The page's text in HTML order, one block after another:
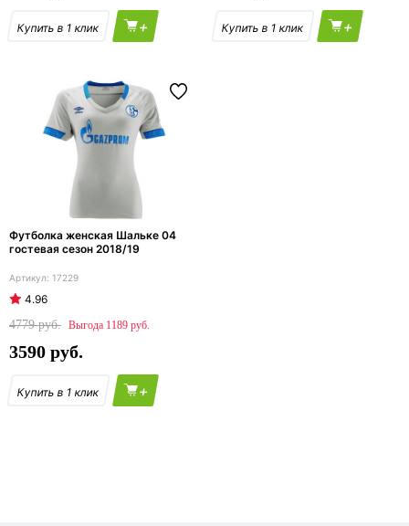
+ +
Футболка женская Шальке 04
гостевая сезон 2018/19
17229
4.96
4779
1189
3590
+